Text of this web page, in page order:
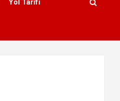
Yol Tarifi